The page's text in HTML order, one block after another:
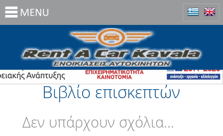
Βιβλίο επισκεπτών
Δεν υπάρχουν σχόλια...